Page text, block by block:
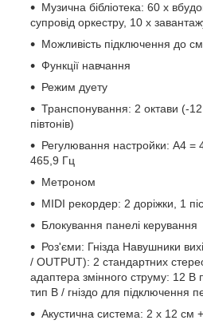
Музична бібліотека: 60 х
супровід оркестру, 10 х
Можливість підключення до
Функції навчання
Режим дуету
Транспонування: 2 октави (-12
півтонів)
Регулювання настройки: A4
465,9 Гц
Метроном
MIDI рекордер: 2 доріжки, 1
Блокування панелі керування
Роз'єми: Гнізда Навушники
/ OUTPUT): 2 стандартних
адаптера змінного струму: 12 В
тип B / гніздо для підключення
Акустична система: 2 х 12 см